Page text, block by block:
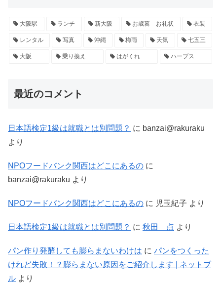
大阪駅 ランチ 新大阪 お歳暮 お礼状 衣装
レンタル 写真 沖縄 梅雨 天気 七五三
大阪 乗り換え はがくれ ハーブス
最近のコメント
日本語検定1級は就職とは別問題？ に banzai@rakuraku
より
NPOフードバンク関西はどこにあるの に
banzai@rakuraku より
NPOフードバンク関西はどこにあるの に 児玉紀子 より
日本語検定1級は就職とは別問題？ に 秋田 点 より
パン作り発酵しても膨らまないわけは に パンをつくった
けれど失敗！？膨らまない原因をご紹介します | ネットブ
ル より